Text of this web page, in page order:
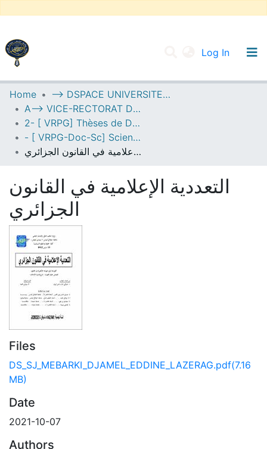
Log In
UNIVERSITY OF D.L SIDI BEL ABBES
Communities & Collections
All of DSpace
Statistics
Home
--> DSPACE UNIVERSITE DJILALLI LIABES DE SIDI BEL ABBES
A--> VICE-RECTORAT DE LA POST-GRADUATION
2- [ VRPG] Thèses de Doctorat en Sciences
- [ VRPG-Doc-Sc] Sciences juridiques --- علوم قانونية
التعددية الإعلامية في القانون الجزائري
التعددية الإعلامية في القانون
الجزائري
Files
DS_SJ_MEBARKI_DJAMEL_EDDINE_LAZERAG.pdf(7.16
MB)
Date
2021-10-07
Authors